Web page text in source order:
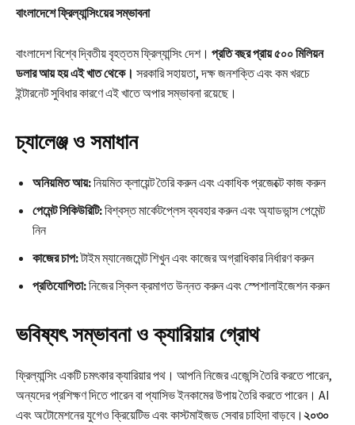
বাংলাদেশে ফ্রিল্যান্সিংয়ের সম্ভাবনা
বাংলাদেশ বিশ্বে দ্বিতীয় বৃহত্তম ফ্রিল্যান্সিং দেশ। প্রতি বছর প্রায় ৫০০ মিলিয়ন
ডলার আয় হয় এই খাত থেকে। সরকারি সহায়তা, দক্ষ জনশক্তি এবং কম খরচে
ইন্টারনেট সুবিধার কারণে এই খাতে অপার সম্ভাবনা রয়েছে।
চ্যালেঞ্জ ও সমাধান
অনিয়মিত আয়:নিয়মিত ক্লায়েন্ট তৈরি করুন এবং একাধিক প্রজেক্টে কাজ করুন
পেমেন্ট সিকিউরিটি:বিশ্বস্ত মার্কেটপ্লেস ব্যবহার করুন এবং অ্যাডভান্স পেমেন্ট
নিন
কাজের চাপ:টাইম ম্যানেজমেন্ট শিখুন এবং কাজের অগ্রাধিকার নির্ধারণ করুন
প্রতিযোগিতা:নিজের স্কিল ক্রমাগত উন্নত করুন এবং স্পেশালাইজেশন করুন
ভবিষ্যৎ সম্ভাবনা ও ক্যারিয়ার গ্রোথ
ফ্রিল্যান্সিং একটি চমৎকার ক্যারিয়ার পথ। আপনি নিজের এজেন্সি তৈরি করতে পারেন,
অন্যদের প্রশিক্ষণ দিতে পারেন বা প্যাসিভ ইনকামের উপায় তৈরি করতে পারেন। AI
এবং অটোমেশনের যুগেও ক্রিয়েটিভ এবং কাস্টমাইজড সেবার চাহিদা বাড়বে। ২০৩০